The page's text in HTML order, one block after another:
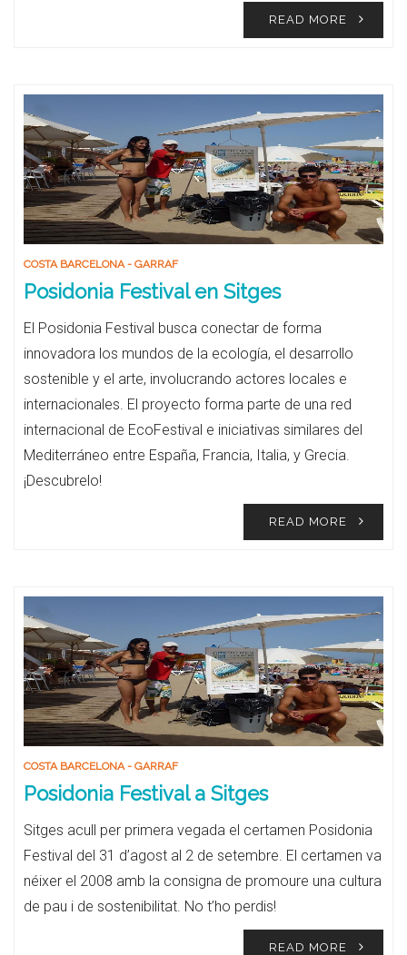
READ MORE
COSTA BARCELONA - GARRAF
Posidonia Festival en Sitges
El Posidonia Festival busca conectar de forma
innovadora los mundos de la ecología, el desarrollo
sostenible y el arte, involucrando actores locales e
internacionales. El proyecto forma parte de una red
internacional de EcoFestival e iniciativas similares del
Mediterráneo entre España, Francia, Italia, y Grecia.
¡Descubrelo!
READ MORE
COSTA BARCELONA - GARRAF
Posidonia Festival a Sitges
Sitges acull per primera vegada el certamen Posidonia
Festival del 31 d’agost al 2 de setembre. El certamen va
néixer el 2008 amb la consigna de promoure una cultura
de pau i de sostenibilitat. No t’ho perdis!
READ MORE